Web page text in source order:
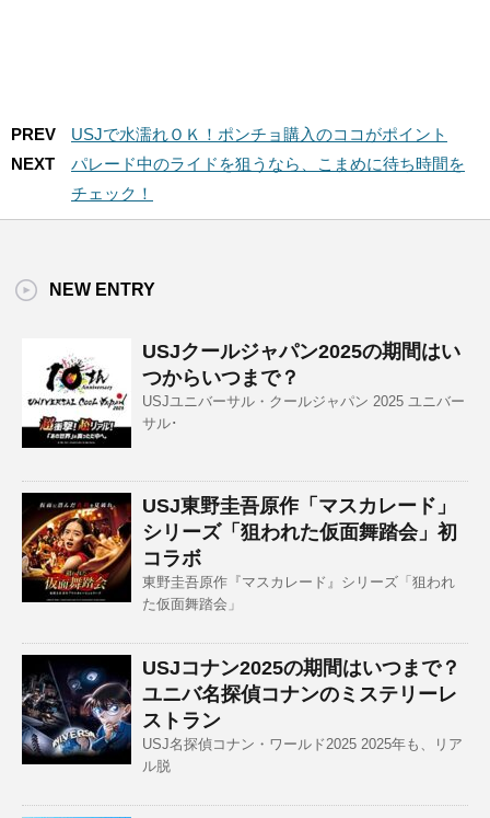
PREV
USJで水濡れＯＫ！ポンチョ購入のココがポイント
NEXT
パレード中のライドを狙うなら、こまめに待ち時間を
チェック！
NEW ENTRY
USJクールジャパン2025の期間はい
つからいつまで？
USJユニバーサル・クールジャパン 2025 ユニバー
サル･
USJ東野圭吾原作「マスカレード」
シリーズ「狙われた仮面舞踏会」初
コラボ
東野圭吾原作『マスカレード』シリーズ「狙われ
た仮面舞踏会」
USJコナン2025の期間はいつまで？
ユニバ名探偵コナンのミステリーレ
ストラン
USJ名探偵コナン・ワールド2025 2025年も、リア
ル脱